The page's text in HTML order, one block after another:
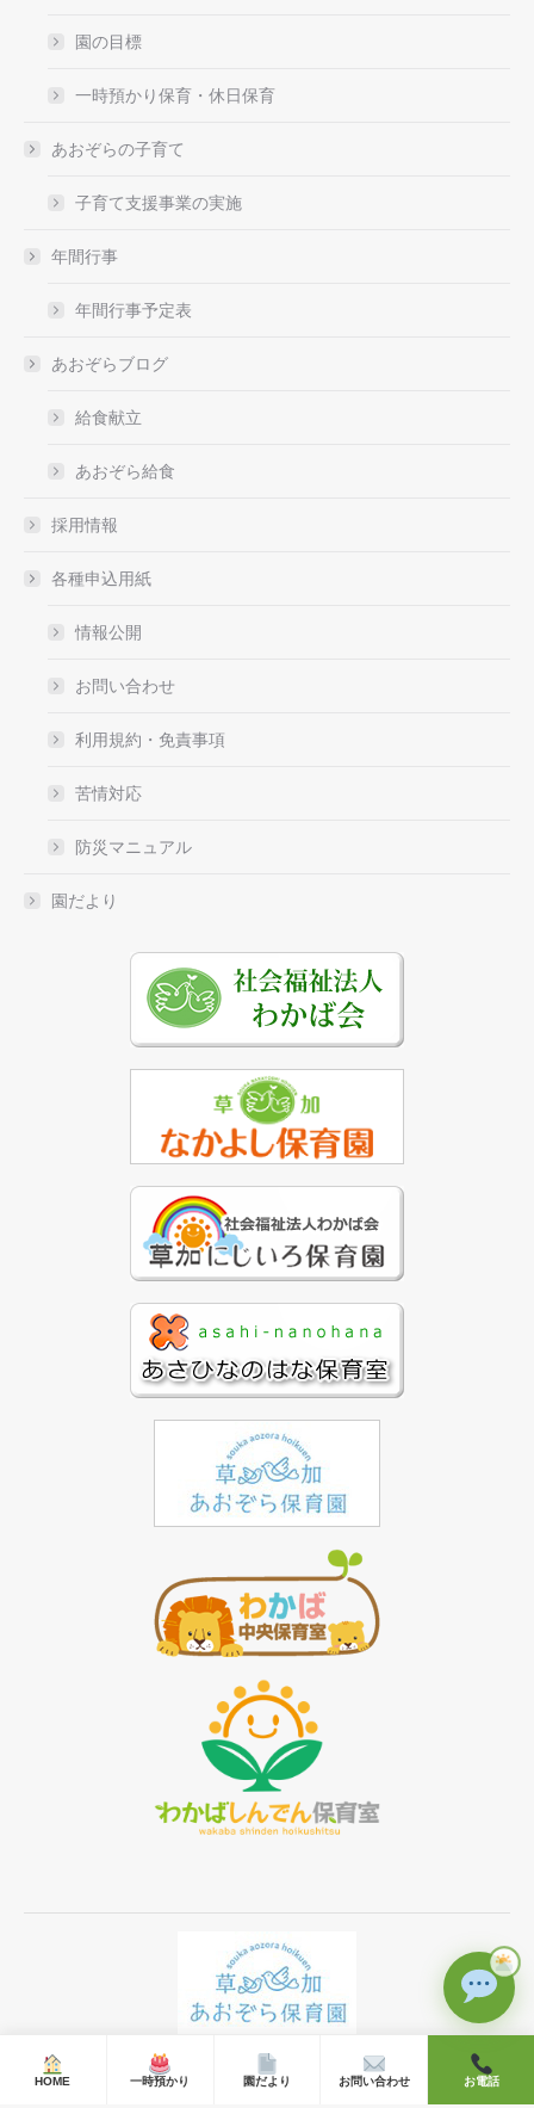
園の目標
一時預かり保育・休日保育
あおぞらの子育て
子育て支援事業の実施
年間行事
年間行事予定表
あおぞらブログ
給食献立
あおぞら給食
採用情報
各種申込用紙
情報公開
お問い合わせ
利用規約・免責事項
苦情対応
防災マニュアル
園だより
Ⓒ 2019 草加あおぞら保育園 All rights reserved.
HOME 一時預かり 園だより お問い合わせ お電話